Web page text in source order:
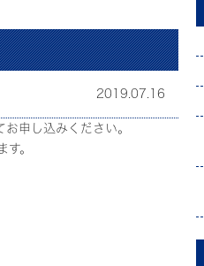
2019.07.16
申し込みください。
。